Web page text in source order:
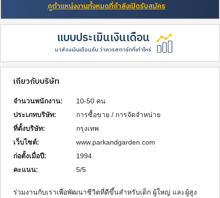
ดูตำแหน่งงานทั้งหมดที่กำลังเปิดรับสมัคร
แบบประเมินเงินเดือน
มาส่องเงินเดือนกัน ว่าควรสตาร์ทที่เท่าไหร่
เกี่ยวกับบริษัท
จำนวนพนักงาน:
10-50 คน
ประเภทบริษัท:
การซื้อขาย / การจัดจำหน่าย
ที่ตั้งบริษัท:
กรุงเทพ
เว็บไซต์:
www.parkandgarden.com
ก่อตั้งเมื่อปี:
1994
คะแนน:
5/5
ร่วมงานกับเราเพื่อพัฒนาชีวิตที่ดีขึ้นสำหรับเด็ก ผู้ใหญ่ และผู้สูง